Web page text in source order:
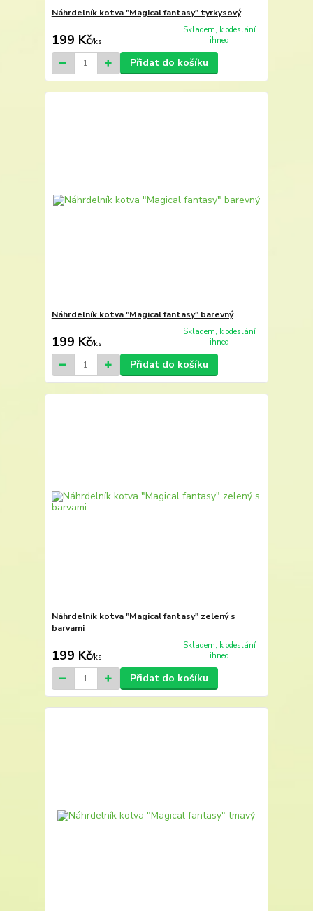
Náhrdelník kotva "Magical fantasy" tyrkysový
199 Kč/ks
Skladem, k odeslání
ihned
Přidat do košíku
Náhrdelník kotva "Magical fantasy" barevný
199 Kč/ks
Skladem, k odeslání
ihned
Přidat do košíku
Náhrdelník kotva "Magical fantasy" zelený s
barvami
199 Kč/ks
Skladem, k odeslání
ihned
Přidat do košíku